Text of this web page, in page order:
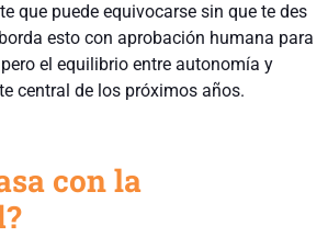
que puede equivocarse sin que te des
esto con aprobación humana para
el equilibrio entre autonomía y
central de los próximos años.
con la